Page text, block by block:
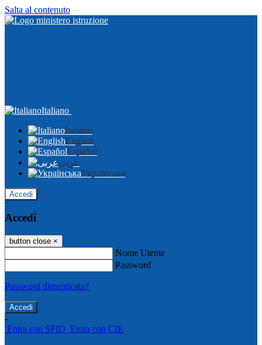
Salta al contenuto
Italiano
Italiano
English
Español
عربى
Українська
Accedi
Accedi
button close ×
Nome Utente
Password
Password dimenticata?
-
Entra con SPID Entra con CIE